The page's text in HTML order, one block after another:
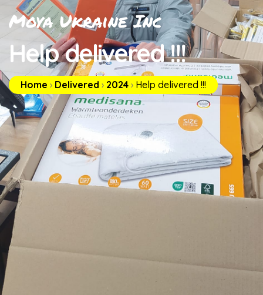
Moya Ukraine Inc
Help delivered !!!
Home › Delivered › 2024 › Help delivered !!!